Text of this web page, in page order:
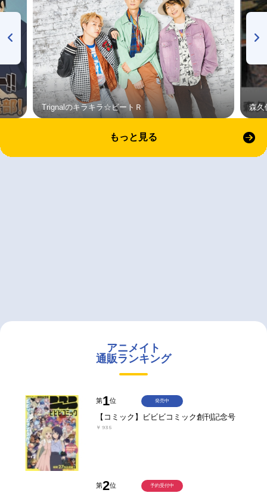
Trignalのキラキラ☆ビートＲ 森久
もっと見る
アニメイト
通販ランキング
第1位
【コミック】ビビビコミック創刊記念号
￥935
発売中
第2位 予約受付中